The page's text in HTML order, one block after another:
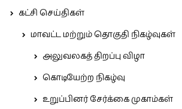
கட்சி செய்திகள்
மாவட்ட மற்றும் தொகுதி நிகழ்வுகள்
அலுவலகத் திறப்பு விழா
கொடியேற்ற நிகழ்வு
உறுப்பினர் சேர்க்கை முகாம்கள்